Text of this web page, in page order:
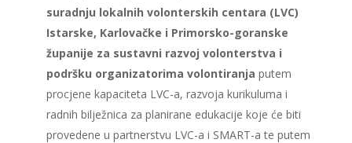
suradnju lokalnih volonterskih centara (LVC)
Istarske, Karlovačke i Primorsko-goranske
županije za sustavni razvoj volonterstva i
podršku organizatorima volontiranja putem
procjene kapaciteta LVC-a, razvoja kurikuluma i
radnih bilježnica za planirane edukacije koje će biti
provedene u partnerstvu LVC-a i SMART-a te putem